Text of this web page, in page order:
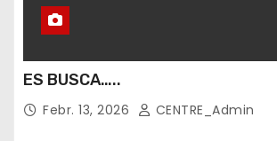
ES BUSCA…..
Febr. 13, 2026 CENTRE_Admin